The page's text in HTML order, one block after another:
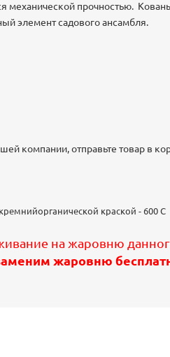
механической прочностью.
элемент садового ансамбля.
компании, отправьте товар в
краской - 600 С
на жаровню
жаровню